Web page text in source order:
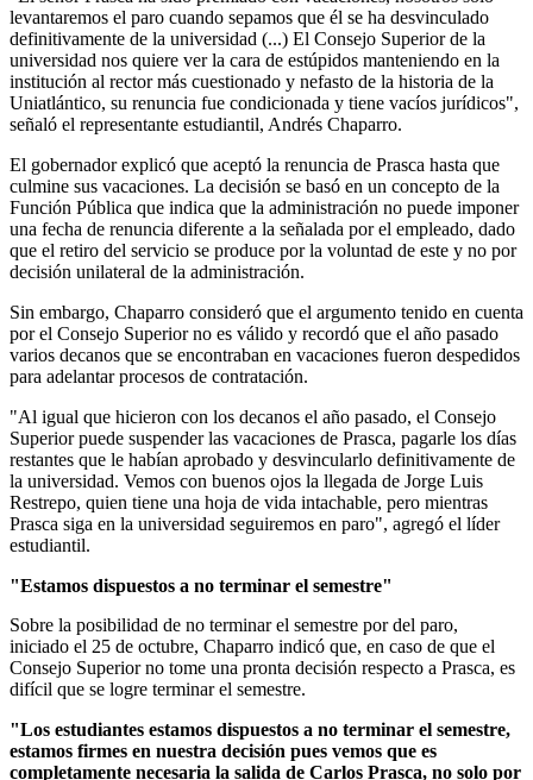
levantaremos el paro cuando sepamos que él se ha desvinculado
definitivamente de la universidad (...) El Consejo Superior de la
universidad nos quiere ver la cara de estúpidos manteniendo en la
institución al rector más cuestionado y nefasto de la historia de la
Uniatlántico, su renuncia fue condicionada y tiene vacíos jurídicos",
señaló el representante estudiantil, Andrés Chaparro.
El gobernador explicó que aceptó la renuncia de Prasca hasta que
culmine sus vacaciones. La decisión se basó en un concepto de la
Función Pública que indica que la administración no puede imponer
una fecha de renuncia diferente a la señalada por el empleado, dado
que el retiro del servicio se produce por la voluntad de este y no por
decisión unilateral de la administración.
Sin embargo, Chaparro consideró que el argumento tenido en cuenta
por el Consejo Superior no es válido y recordó que el año pasado
varios decanos que se encontraban en vacaciones fueron despedidos
para adelantar procesos de contratación.
"Al igual que hicieron con los decanos el año pasado, el Consejo
Superior puede suspender las vacaciones de Prasca, pagarle los días
restantes que le habían aprobado y desvincularlo definitivamente de
la universidad. Vemos con buenos ojos la llegada de Jorge Luis
Restrepo, quien tiene una hoja de vida intachable, pero mientras
Prasca siga en la universidad seguiremos en paro", agregó el líder
estudiantil.
"Estamos dispuestos a no terminar el semestre"
Sobre la posibilidad de no terminar el semestre por del paro,
iniciado el 25 de octubre, Chaparro indicó que, en caso de que el
Consejo Superior no tome una pronta decisión respecto a Prasca, es
difícil que se logre terminar el semestre.
"Los estudiantes estamos dispuestos a no terminar el semestre,
estamos firmes en nuestra decisión pues vemos que es
completamente necesaria la salida de Carlos Prasca, no solo por